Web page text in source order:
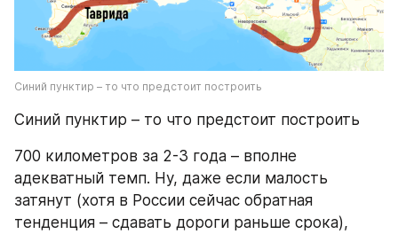
Синий пунктир – то что предстоит построить
Синий пунктир – то что предстоит построить
700 километров за 2-3 года – вполне
адекватный темп. Ну, даже если малость
затянут (хотя в России сейчас обратная
тенденция – сдавать дороги раньше срока),